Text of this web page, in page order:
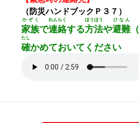
（防災ハンドブックＰ３７）
家族
かぞく
で連絡
れんらく
する方法
ほうほう
や避難
ひなん
（
確
たし
かめておいてください